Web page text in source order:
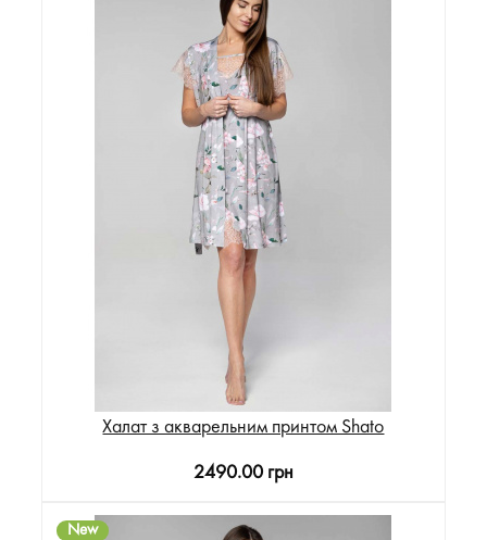
Халат з акварельним принтом Shato
2490.00 грн
New